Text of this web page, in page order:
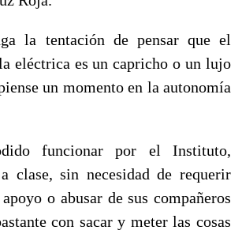
la tentación de pensar que el
eléctrica es un capricho o un lujo
un momento en la autonomía
funcionar por el Instituto,
clase, sin necesidad de requerir
o abusar de sus compañeros
con sacar y meter las cosas